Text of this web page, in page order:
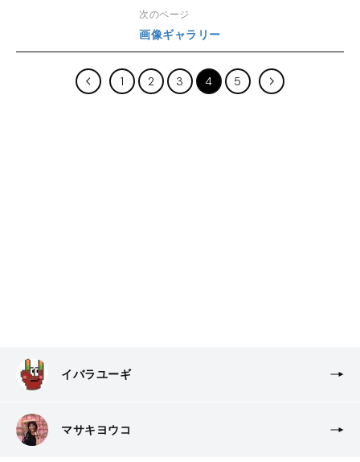
次のページ
画像ギャラリー
1 2 3 4 5
イバラユーギ
マサキヨウコ